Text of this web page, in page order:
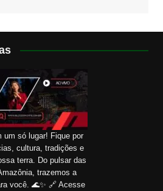
um só lugar! Fique por
cultura, tradições e
terra. Do pulsar das
trazemos a
você. 🌊✨ 🔗 Acesse